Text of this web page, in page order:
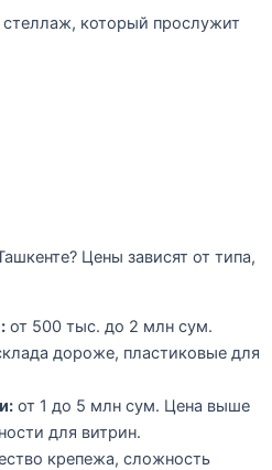
который прослужит
Цены зависят от типа,
от 500 тыс. до 2 млн сум.
дороже, пластиковые для
от 1 до 5 млн сум. Цена выше
для витрин.
крепежа, сложность